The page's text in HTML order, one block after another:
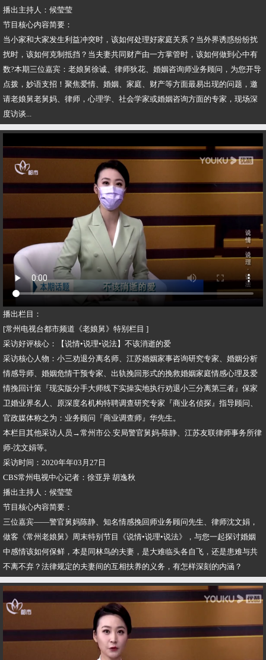
播出主持人：候莹莹
节目核心内容简要：
当小家和大家发生利益冲突时，该如何处理好家庭关系？当外界诱惑纷纷扰
扰时，该如何克制抵挡？当夫妻共同财产由一方掌管时，该如何做到心中有
数?本期三位嘉宾：老娘舅徐诚、律师狄花、婚姻咨询师业务顾问，为您开导
点拨，妙语支招！聚焦爱情、婚姻、家庭、财产等方面最易出现的问题，邀
请老娘舅老舅妈、律师，心理学、社会学家或婚姻咨询方面的专家，现场深
度访谈...
播出栏目：
[常州电视台都市频道《老娘舅》特别栏目 ]
采访好评核心：【说情•说理•说法】不该消逝的爱
采访核心人物：小三劝退分离名师、江苏婚姻家事咨询研究专家、婚姻分析
情感导师、婚姻危情干预专家、出轨挽回形式的挽救婚姻家庭情感心理及爱
情挽回计策『现实版分手大师线下实操实地执行劝退小三分离第三者』保家
卫婚业界名人、原深度名机构特聘调查研究专家『商业名侦探』指导顾问、
官政媒体称之为：业务顾问『商业调查师』华先生。
本栏目其他采访人员→常州市公.安局警官舅妈-陈静、江苏友联律师事务所律
师-沈文娟等。
采访时间：2020年年03月27日
CBS常州电视中心记者：徐亚异 胡逸秋
播出主持人：候莹莹
节目核心内容简要：
三位嘉宾——警官舅妈陈静、知名情感挽回师业务顾问先生、律师沈文娟，
做客《常州老娘舅》周末特别节目《说情•说理•说法》，与您一起探讨婚姻
中感情该如何保鲜，本是同林鸟的夫妻，是大难临头各自飞，还是患难与共
不离不弃？法律规定的夫妻间的互相扶养的义务，有怎样深刻的内涵？